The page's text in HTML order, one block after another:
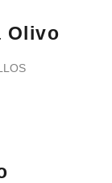
Olivo